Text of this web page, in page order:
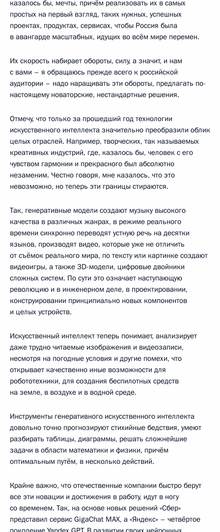
казалось бы, мечты, причём реализовать их в самых
простых на первый взгляд, таких нужных, успешных
проектах, продуктах, сервисах, чтобы Россия была
в авангарде масштабных, идущих во всём мире перемен.
Их скорость набирает обороты, силу, а значит, и нам
с вами – я обращаюсь прежде всего к российской
аудитории – надо наращивать эти обороты, предлагать по-
настоящему новаторские, нестандартные решения.
Отмечу, что только за прошедший год технологии
искусственного интеллекта значительно преобразили облик
целых отраслей. Например, творческих, так называемых
креативных индустрий, где, казалось бы, человек с его
чувством гармонии и прекрасного был абсолютно
незаменим. Честно говоря, мне казалось, что это
невозможно, но теперь эти границы стираются.
Так, генеративные модели создают музыку высокого
качества в различных жанрах, в режиме реального
времени синхронно переводят устную речь на десятки
языков, производят видео, которые уже не отличить
от съёмок реального мира, по тексту или картинке создают
видеоигры, а также 3D-модели, цифровые двойники
сложных систем. По сути это означает наступающую
революцию и в инженерном деле, в проектировании,
конструировании принципиально новых компонентов
и целых устройств.
Искусственный интеллект теперь понимает, анализирует
даже трудно читаемые изображения и видеозаписи,
несмотря на погодные условия и другие помехи, что
открывает качественно иные возможности для
робототехники, для создания беспилотных средств
на земле, в воздухе и в водной среде.
Инструменты генеративного искусственного интеллекта
довольно точно прогнозируют стихийные бедствия, умеют
разбирать таблицы, диаграммы, решать сложнейшие
задачи в области математики и физики, причём
оптимальным путём, в несколько действий.
Крайне важно, что отечественные компании быстро берут
все эти новации и достижения в работу, идут в ногу
со временем. Так, на основе новых решений «Сбер»
представил сервис GigaChat MAX, а «Яндекс» – четвёртое